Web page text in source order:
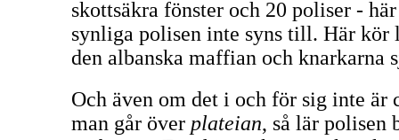
skottsäkra fönster och 20 poliser -
synliga polisen inte syns till. Här
den albanska maffian och knarkarna
Och även om det i och för sig inte är
man går över plateian, så lär polisen